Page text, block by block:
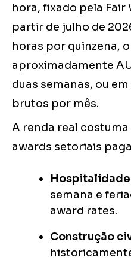
hora, fixado pela Fair
partir de julho de
horas por quinzena,
aproximadamente
duas semanas, ou
brutos por mês.
A renda real
awards setoriais
semana e
award rates.
Construção